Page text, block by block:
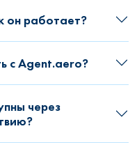
он работает?
с Agent.aero?
через